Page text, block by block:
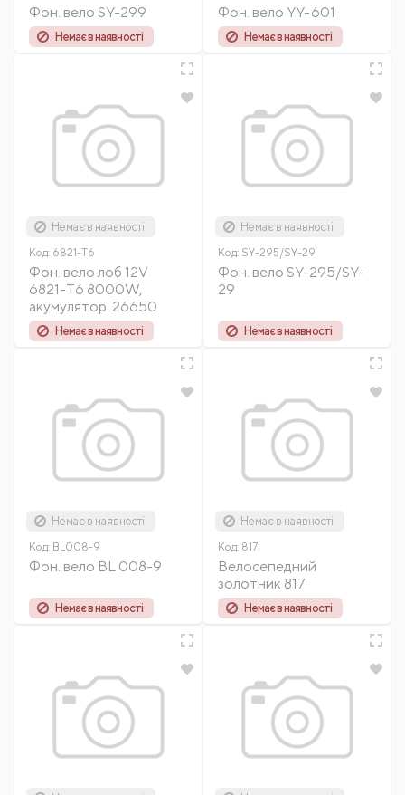
Фон. вело SY-299
Немає в наявності
Фон. вело YY-601
Немає в наявності
Немає в наявності
Код: 6821-T6
Фон. вело лоб 12V
6821-T6 8000W,
акумулятор. 26650
Немає в наявності
Немає в наявності
Код: SY-295/SY-29
Фон. вело SY-295/SY-
29
Немає в наявності
Немає в наявності
Код: BL008-9
Фон. вело BL 008-9
Немає в наявності
Немає в наявності
Код: 817
Велосепедний
золотник 817
Немає в наявності